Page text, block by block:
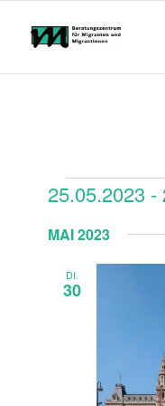
25.05.2023 -
wählen.
MAI 2023
DI.
30